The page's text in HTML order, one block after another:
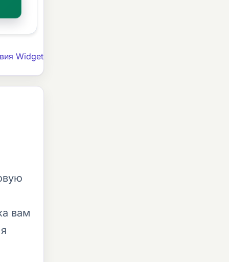
Widget
вам